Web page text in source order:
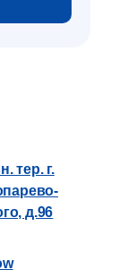
тер. г.
д.96